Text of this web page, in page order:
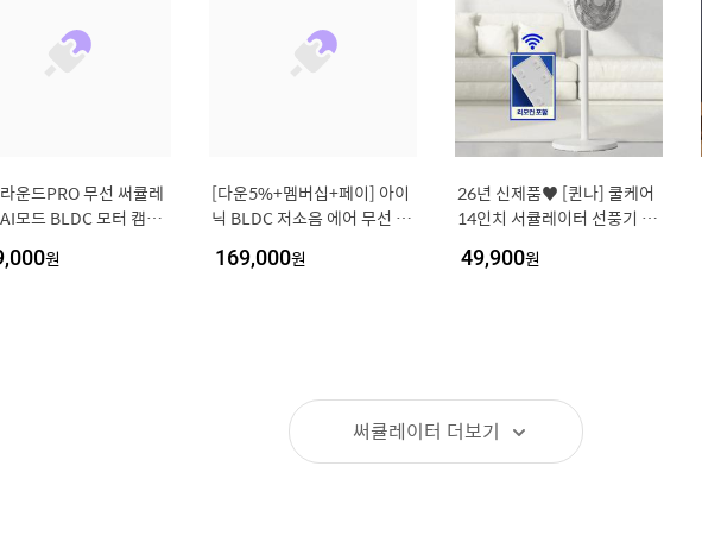
운드PRO 무선 써큘레
모드 BLDC 모터 캠핑
이터 선풍기
원
[다운5%+멤버십+페이] 아이
닉 BLDC 저소음 에어 무선 써
용 리모컨 스탠드 선풍기
169,000원
26년 신제품♥ [퀸나] 쿨케어
14인치 서큘레이터 선풍기 15
49,900원
써큘레이터 더보기